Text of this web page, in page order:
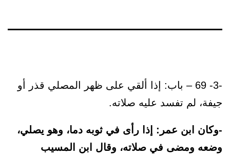
-3- 69 – باب: إذا ألقي على ظهر المصلي قذر أو
جيفة، لم تفسد عليه صلاته.
-وكان ابن عمر: إذا رأى في ثوبه دما، وهو يصلي،
وضعه ومضى في صلاته، وقال ابن المسيب